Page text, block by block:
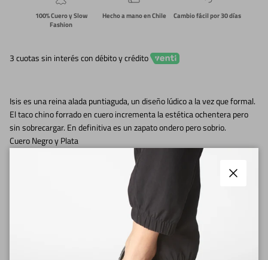
100% Cuero y Slow
Fashion
Hecho a mano en Chile Cambio fácil por 30 días
3 cuotas sin interés con débito y crédito
Isis es una reina alada puntiaguda, un diseño lúdico a la vez que formal.
El taco chino forrado en cuero incrementa la estética ochentera pero
sin sobrecargar. En definitiva es un zapato ondero pero sobrio.
Cuero Negro y Plata
Nuestros productos se fabrican en pocas cantidades, por lo tanto el
envío puede tardar entre 15 días y 20 días. Luego que realices tu
compra te llegará un email con la fecha estimada.